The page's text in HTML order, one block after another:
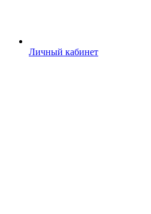
Личный кабинет